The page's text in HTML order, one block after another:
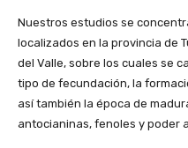
Nuestros estudios se
localizados en la provincia de
del Valle, sobre los cuales se
tipo de fecundación, la
así también la época de
antocianinas, fenoles y poder